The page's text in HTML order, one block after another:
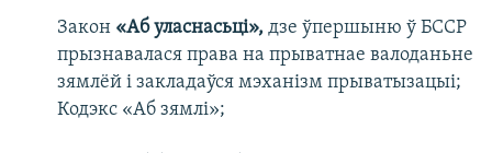
Закон «Аб уласнасьці», дзе ўпершыню ў БССР
прызнавалася права на прыватнае валоданьне
зямлёй і закладаўся мэханізм прыватызацыі;
Кодэкс «Аб зямлі»;